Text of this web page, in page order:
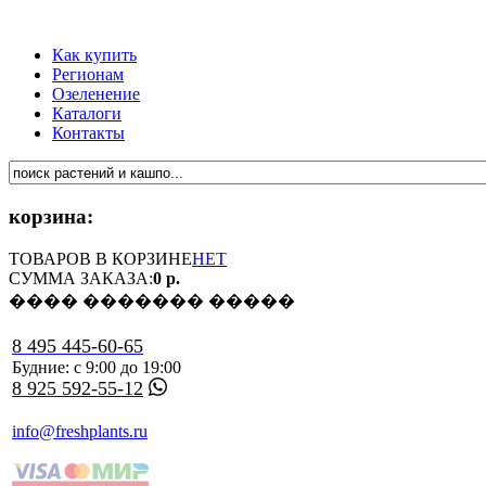
Как купить
Регионам
Озеленение
Каталоги
Контакты
корзина:
ТОВАРОВ В КОРЗИНЕНЕТ
СУММА ЗАКАЗА:0 р.
���� ������� �����
8 495 445-60-65
Будние: с 9:00 до 19:00
8 925 592-55-12
info@freshplants.ru